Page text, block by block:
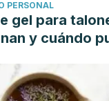
spanish/
of Diabetes and
Control de la
en:https://
PERSONAL
gel para
y cuándo